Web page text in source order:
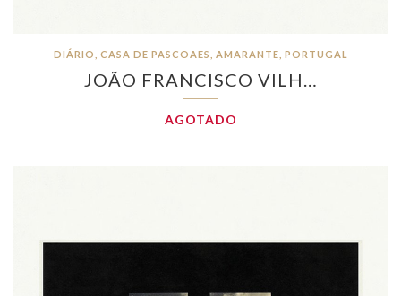
DIÁRIO, CASA DE PASCOAES, AMARANTE, PORTUGAL
JOÃO FRANCISCO VILH…
AGOTADO